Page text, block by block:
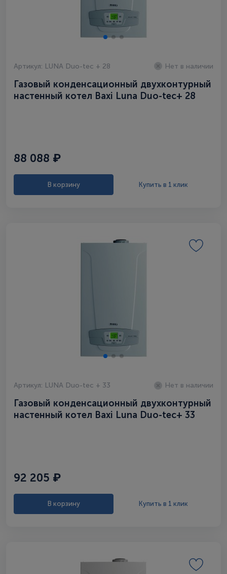
Артикул: LUNA Duo-tec + 28 Нет в наличии
Газовый конденсационный двухконтурный
настенный котел Baxi Luna Duo-tec+ 28
88 088 ₽
В корзину Купить в 1 клик
Артикул: LUNA Duo-tec + 33 Нет в наличии
Газовый конденсационный двухконтурный
настенный котел Baxi Luna Duo-tec+ 33
92 205 ₽
В корзину Купить в 1 клик